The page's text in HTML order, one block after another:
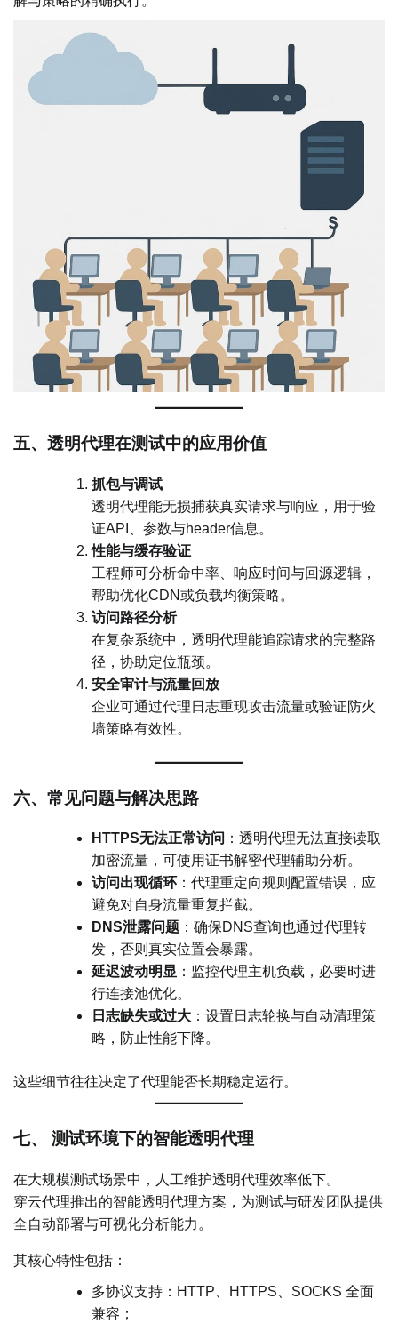
五、透明代理在测试中的应用价值
抓包与调试
透明代理能无损捕获真实请求与响应，用于验
证API、参数与header信息。
性能与缓存验证
工程师可分析命中率、响应时间与回源逻辑，
帮助优化CDN或负载均衡策略。
访问路径分析
在复杂系统中，透明代理能追踪请求的完整路
径，协助定位瓶颈。
安全审计与流量回放
企业可通过代理日志重现攻击流量或验证防火
墙策略有效性。
六、常见问题与解决思路
HTTPS无法正常访问 ：透明代理无法直接读取
加密流量，可使用证书解密代理辅助分析。
访问出现循环 ：代理重定向规则配置错误，应
避免对自身流量重复拦截。
DNS泄露问题 ：确保DNS查询也通过代理转
发，否则真实位置会暴露。
延迟波动明显 ：监控代理主机负载，必要时进
行连接池优化。
日志缺失或过大 ：设置日志轮换与自动清理策
略，防止性能下降。
这些细节往往决定了代理能否长期稳定运行。
七、 测试环境下的智能透明代理
在大规模测试场景中，人工维护透明代理效率低下。
穿云代理推出的智能透明代理方案，为测试与研发团队提供
全自动部署与可视化分析能力。
其核心特性包括：
多协议支持：HTTP、HTTPS、SOCKS 全面
兼容；